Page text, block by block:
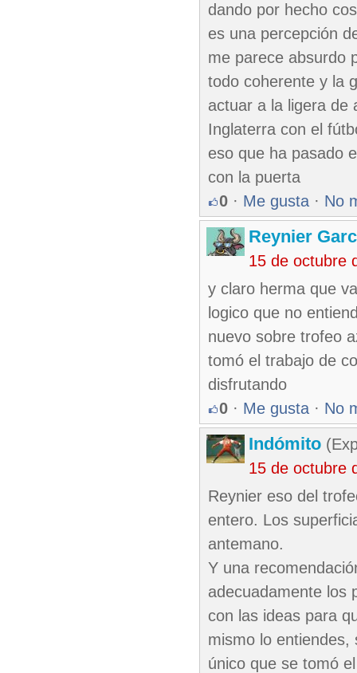
dando por hecho
es una percepción
me parece absurdo
todo coherente y la
actuar a la ligera de
Inglaterra con el
eso que ha pasado
con la puerta
0 · Me gusta · No
Reynier
15 de octubre
y claro herma que
logico que no
nuevo sobre trofeo
tomó el trabajo de
disfrutando
0 · Me gusta · No
Indómito
15 de octubre
Reynier eso del
entero. Los
antemano.
Y una
adecuadamente los
con las ideas para
mismo lo entiendes,
único que se tomó